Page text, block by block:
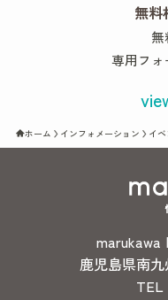
無料
専用フ
ホーム インフォメーション イベ
marukawa
鹿児島県南
TEL